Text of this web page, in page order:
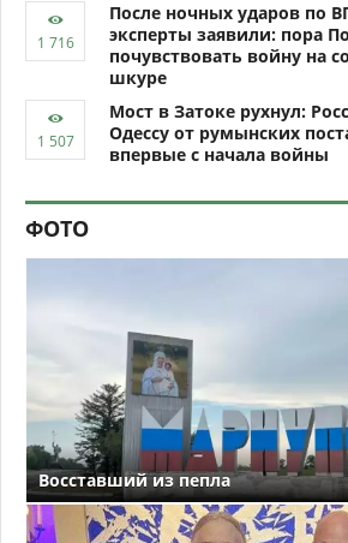
После ночных ударов по
эксперты заявили: пора
почувствовать войну на
шкуре
Мост в Затоке рухнул:
Одессу от румынских
впервые с начала войны
ФОТО
Восставший из пепла